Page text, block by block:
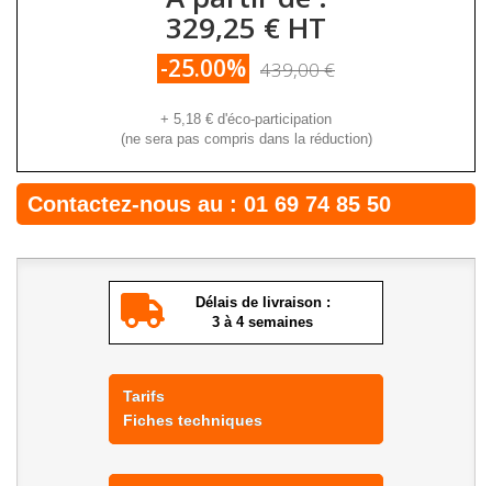
329,25 € HT
-25.00% 439,00 €
+ 5,18 € d'éco-participation
(ne sera pas compris dans la réduction)
Contactez-nous au : 01 69 74 85 50
Délais de livraison :
3 à 4 semaines
Tarifs
Fiches techniques